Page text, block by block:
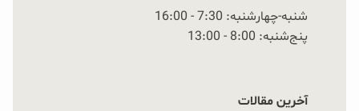
شنبه-چهارشنبه: 7:30 - 16:00
پنج‌شنبه: 8:00 - 13:00
آخرین مقالات